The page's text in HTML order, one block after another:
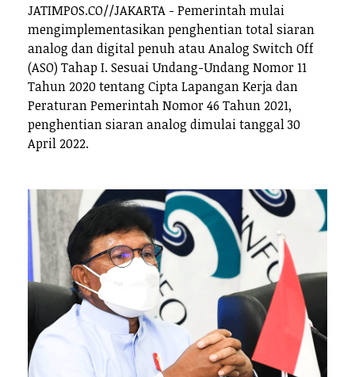
JATIMPOS.CO//JAKARTA - Pemerintah mulai
mengimplementasikan penghentian total siaran
analog dan digital penuh atau Analog Switch Off
(ASO) Tahap I. Sesuai Undang-Undang Nomor 11
Tahun 2020 tentang Cipta Lapangan Kerja dan
Peraturan Pemerintah Nomor 46 Tahun 2021,
penghentian siaran analog dimulai tanggal 30
April 2022.